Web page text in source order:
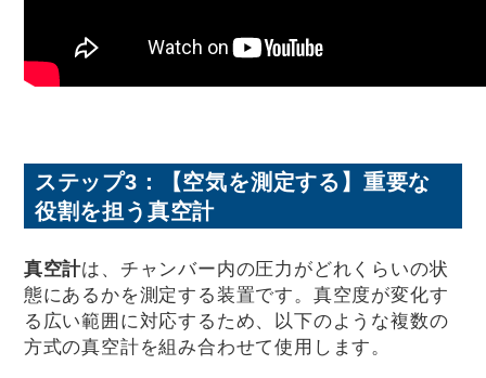
ステップ3：【空気を測定する】重要な
役割を担う真空計
真空計は、チャンバー内の圧力がどれくらいの状
態にあるかを測定する装置です。真空度が変化す
る広い範囲に対応するため、以下のような複数の
方式の真空計を組み合わせて使用します。